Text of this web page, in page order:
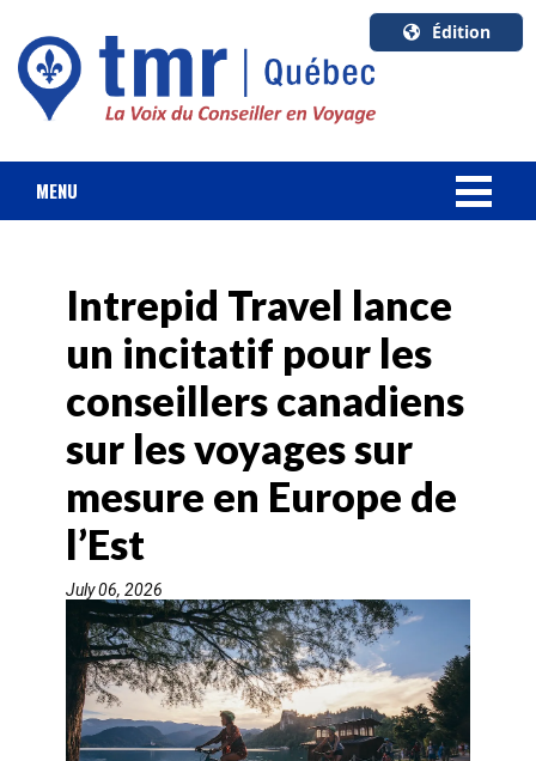
Édition
U.S.A.
English
Canada
Français
MENU
FORFAIT VACANCES
CROISIÈRES
HOTELS & RESORTS
DESTINATIONS
AGENTS DE VOYAGE
FORMATION & RESSOURCES
Intrepid Travel lance
un incitatif pour les
conseillers canadiens
sur les voyages sur
mesure en Europe de
l’Est
July 06, 2026